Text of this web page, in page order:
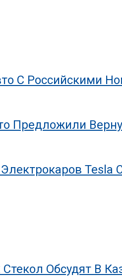
С Российскими
Предложили
Tesla
Обсудят В